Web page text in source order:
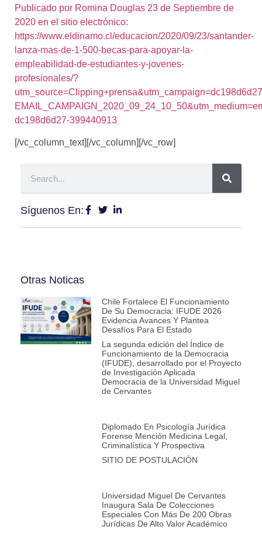
Publicado por Romina Douglas 23 de Septiembre de
2020 en el sitio electrónico:
https://www.eldinamo.cl/educacion/2020/09/23/santander-
lanza-mas-de-1-500-becas-para-apoyar-la-
empleabilidad-de-estudiantes-y-jovenes-
profesionales/?
dc198d6d27-399440913
[/vc_column_text][/vc_column][/vc_row]
Síguenos En:
Otras Noticas
Chile Fortalece El Funcionamiento
De Su Democracia: IFUDE 2026
Evidencia Avances Y Plantea
Desafíos Para El Estado
La segunda edición del Índice de
Funcionamiento de la Democracia
(IFUDE), desarrollado por el Proyecto
de Investigación Aplicada
Democracia de la Universidad Miguel
de Cervantes
Diplomado En Psicología Jurídica
Forense Mención Medicina Legal,
Criminalística Y Prospectiva
SITIO DE POSTULACIÓN
Universidad Miguel De Cervantes
Inaugura Sala De Colecciones
Especiales Con Más De 200 Obras
Jurídicas De Alto Valor Académico